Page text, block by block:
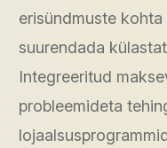
erisündmuste
suurendada
Integreeritud
probleemideta